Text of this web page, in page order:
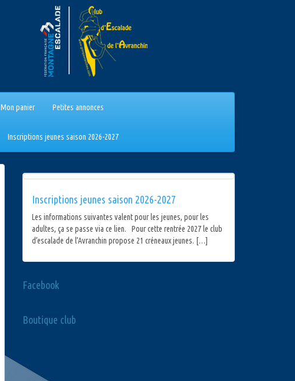
Mon panier Petites annonces
Inscriptions jeunes saison 2026-2027
Inscriptions jeunes saison 2026-2027
Les informations suivantes valent pour les jeunes, pour les
adultes, ça se passe via ce lien. Pour cette rentrée 2027 le club
d’escalade de l’Avranchin propose 21 créneaux jeunes. […]
Facebook
Boutique club